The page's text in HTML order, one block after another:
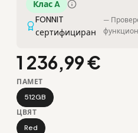
Клас A
FONNIT
сертифициран
—
1 236,99 €
ПАМЕТ
512GB
ЦВЯТ
Red